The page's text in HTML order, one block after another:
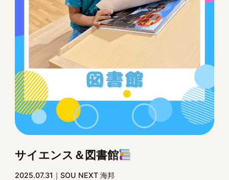
サイエンス＆図書館
2025.07.31 SOU NEXT 海邦